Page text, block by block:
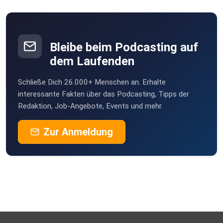
Bleibe beim Podcasting auf
dem Laufenden
Schließe Dich 26.000+ Menschen an. Erhalte
interessante Fakten über das Podcasting, Tipps der
Redaktion, Job-Angebote, Events und mehr.
Zur Anmeldung